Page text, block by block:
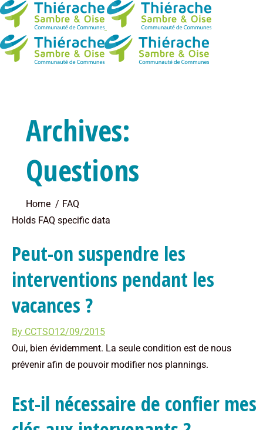
Archives:
Questions
You are here:
Home
FAQ
Holds FAQ specific data
Peut-on suspendre les
interventions pendant les
vacances ?
By CCTSO12/09/2015
Oui, bien évidemment. La seule condition est de nous
prévenir afin de pouvoir modifier nos plannings.
Est-il nécessaire de confier mes